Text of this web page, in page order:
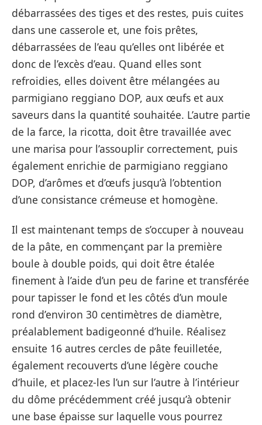
débarrassées des tiges et des restes, puis cuites
dans une casserole et, une fois prêtes,
débarrassées de l’eau qu’elles ont libérée et
donc de l’excès d’eau. Quand elles sont
refroidies, elles doivent être mélangées au
parmigiano reggiano DOP, aux œufs et aux
saveurs dans la quantité souhaitée. L’autre partie
de la farce, la ricotta, doit être travaillée avec
une marisa pour l’assouplir correctement, puis
également enrichie de parmigiano reggiano
DOP, d’arômes et d’œufs jusqu’à l’obtention
d’une consistance crémeuse et homogène.
Il est maintenant temps de s’occuper à nouveau
de la pâte, en commençant par la première
boule à double poids, qui doit être étalée
finement à l’aide d’un peu de farine et transférée
pour tapisser le fond et les côtés d’un moule
rond d’environ 30 centimètres de diamètre,
préalablement badigeonné d’huile. Réalisez
ensuite 16 autres cercles de pâte feuilletée,
également recouverts d’une légère couche
d’huile, et placez-les l’un sur l’autre à l’intérieur
du dôme précédemment créé jusqu’à obtenir
une base épaisse sur laquelle vous pourrez